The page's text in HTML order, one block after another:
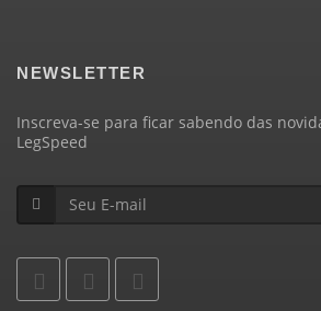
NEWSLETTER
Inscreva-se para ficar sabendo das
LegSpeed